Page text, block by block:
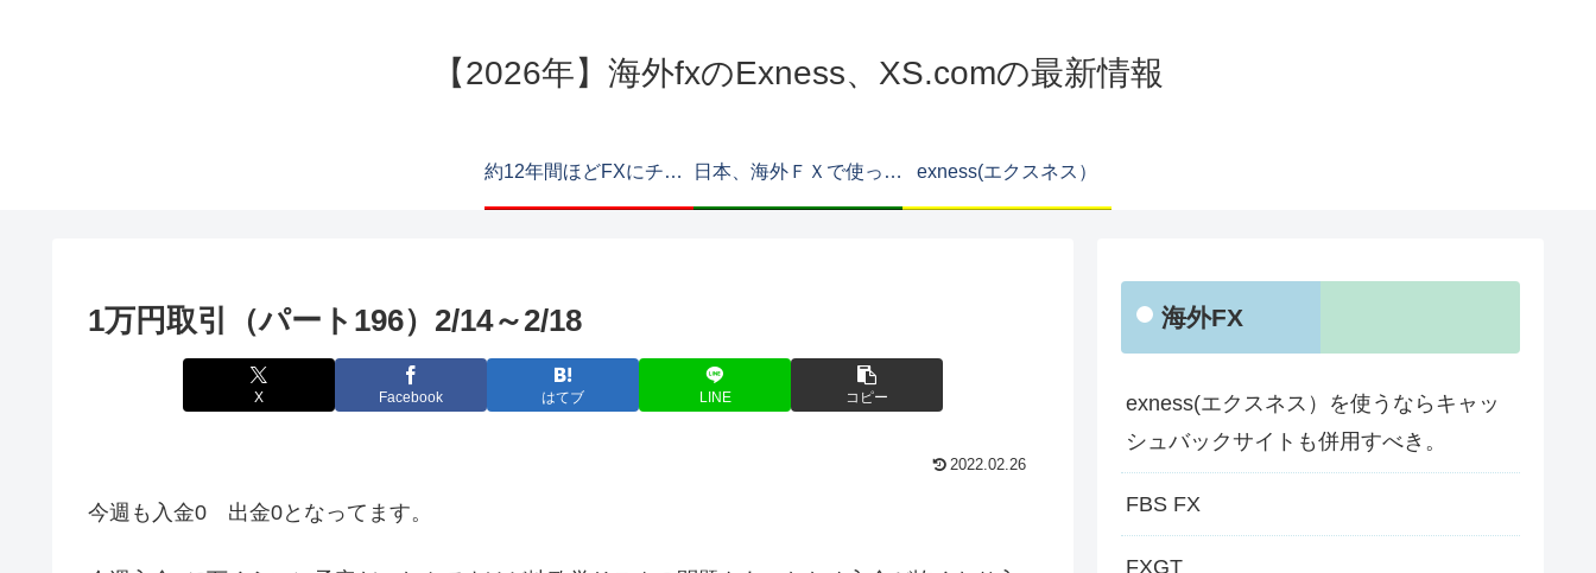
【2026年】海外fxのExness、XS.comの最新情報
約12年間ほどFXにチャレンジしてみたフリーター男はどうなった？ 日本、海外ＦＸで使ったことのある口座。Ｖｅｒ2 exness(エクスネス）
1万円取引（パート196）2/14～2/18
X Facebook はてブ LINE コピー
2022.02.26
今週も入金0 出金0となってます。
海外FX
exness(エクスネス）を使うならキャッ
シュバックサイトも併用すべき。
FBS FX
FXGT